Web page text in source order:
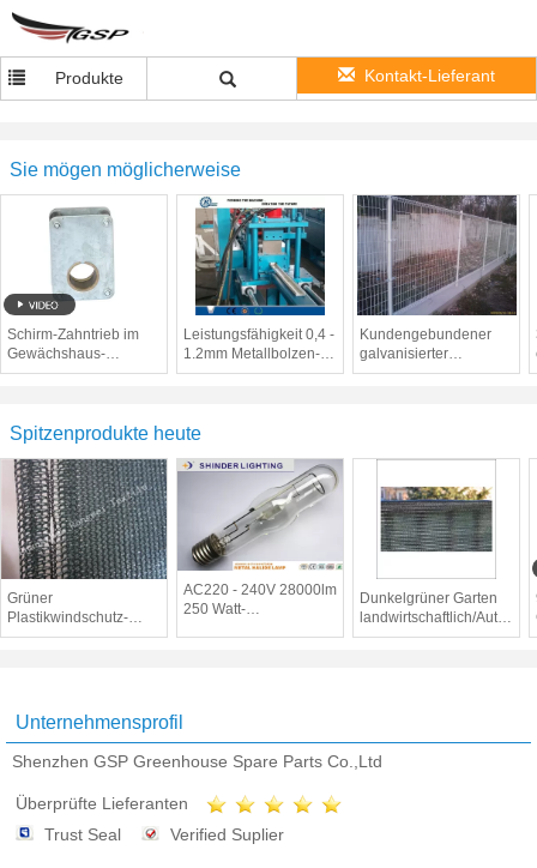
Produkte Kontakt-Lieferant
Sie mögen möglicherweise
Schirm-Zahntrieb im
Gewächshaus-
Reinigungssystem, B
Leistungsfähigkeit 0,4 -
1.2mm Metallbolzen-
Rolle, die Maschine für
Kundengebundener
galvanisierter
Stahlzaun-Doppelt-
Spitzenprodukte heute
Grüner
Plastikwindschutz-
Schatten-Filetarbeits-
AC220 - 240V 28000lm
250 Watt-
Dunkelgrüner Garten
landwirtschaftlich/
Schatten-
Unternehmensprofil
Shenzhen GSP Greenhouse Spare Parts Co.,Ltd
Überprüfte Lieferanten
Trust Seal
Verified Suplier